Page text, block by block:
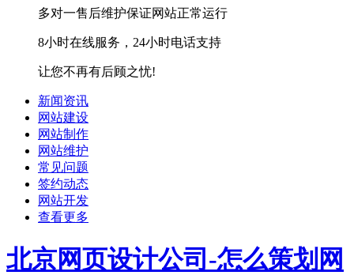
多对一售后维护保证网站正常运行
8小时在线服务，24小时电话支持
让您不再有后顾之忧!
新闻资讯
网站建设
网站制作
网站维护
常见问题
签约动态
网站开发
查看更多
北京网页设计公司-怎么策划网